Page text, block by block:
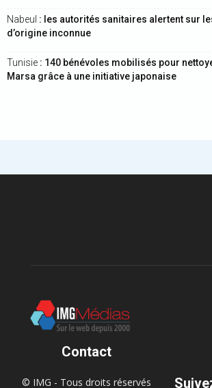
Nabeul : les autorités sanitaires alertent sur
d’origine inconnue
Tunisie : 140 bénévoles mobilisés pour
Marsa grâce à une initiative japonaise
Contact
© IMG - Tous droits réservés